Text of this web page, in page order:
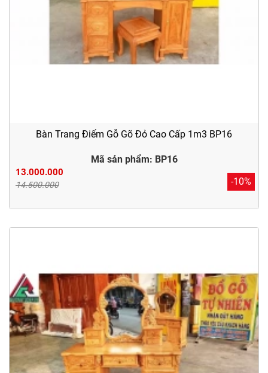
Bàn Trang Điểm Gỗ Gõ Đỏ Cao Cấp 1m3 BP16
Mã sản phẩm: BP16
13.000.000
14.500.000 -10%